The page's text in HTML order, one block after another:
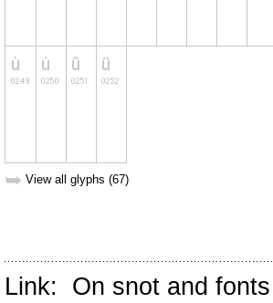
➥ View all glyphs (67)
Link: On snot and fonts